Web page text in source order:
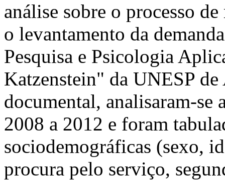
análise sobre o processo
o levantamento da
Pesquisa e Psicologia
Katzenstein" da UNESP
documental, analisaram-se
2008 a 2012 e foram
sociodemográficas (sexo,
procura pelo serviço,